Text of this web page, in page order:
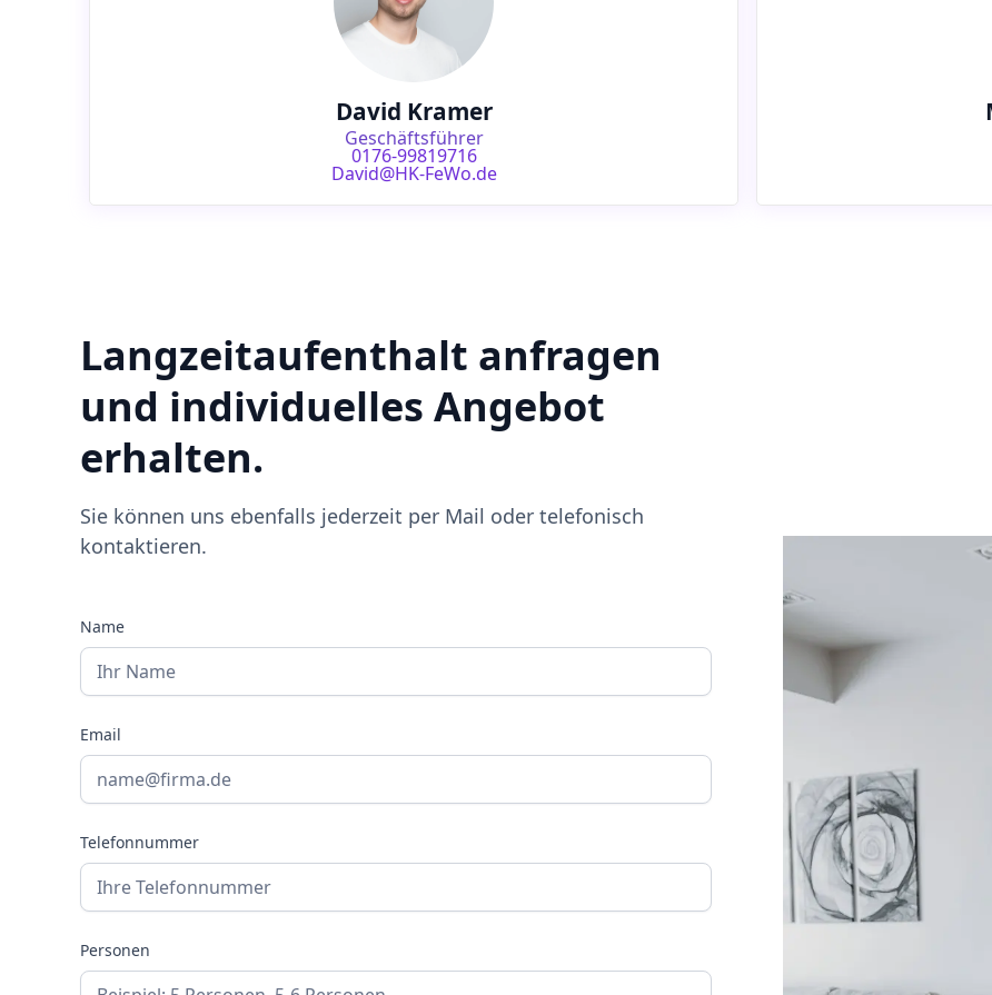
David Kramer
Geschäftsführer
0176-99819716
David@HK-FeWo.de
Langzeitaufenthalt anfragen
und individuelles Angebot
erhalten.
Sie können uns ebenfalls jederzeit per Mail oder telefonisch
kontaktieren.
Name
Email
Telefonnummer
Personen